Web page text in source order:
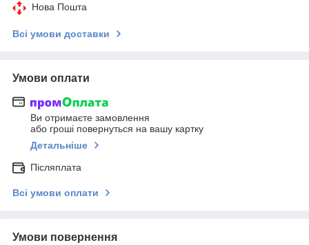
Нова Пошта
Всі умови доставки
Умови оплати
Ви отримаєте замовлення
або гроші повернуться на вашу картку
Детальніше
Післяплата
Всі умови оплати
Умови повернення